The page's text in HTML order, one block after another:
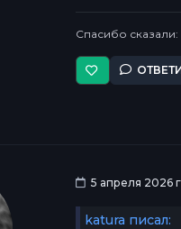
Спасибо сказали:
5 апреля 2026
katura писал: